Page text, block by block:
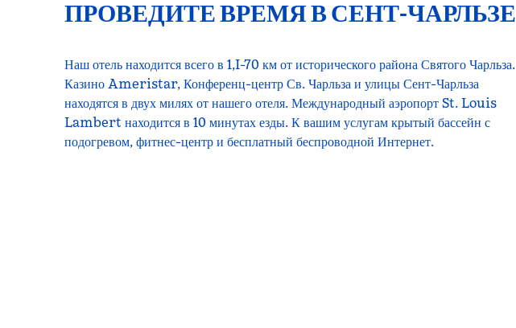
ПРОВЕДИТЕ ВРЕМЯ В СЕНТ-ЧАРЛЬЗЕ
Наш отель находится всего в 1,I-70 км от исторического района Святого Чарльза.
Казино Ameristar, Конференц-центр Св. Чарльза и улицы Сент-Чарльза
находятся в двух милях от нашего отеля. Международный аэропорт St. Louis
Lambert находится в 10 минутах езды. К вашим услугам крытый бассейн с
подогревом, фитнес-центр и бесплатный беспроводной Интернет.